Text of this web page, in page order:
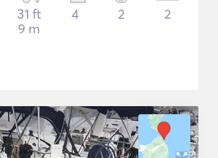
31 ft
9 m
4 2 2